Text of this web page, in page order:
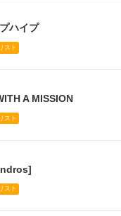
ハイプ
スト
A MISSION
スト
スト